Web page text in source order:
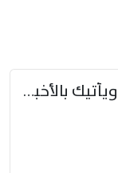
ستبدي لك الأيام ما كنت جاهلا … ويأتيك بالأخبار من لم تزوّد